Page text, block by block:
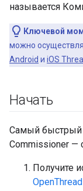
называется
Ключевой
можно
Android и iOS
Начать
Самый быстрый
Commissioner —
Получите